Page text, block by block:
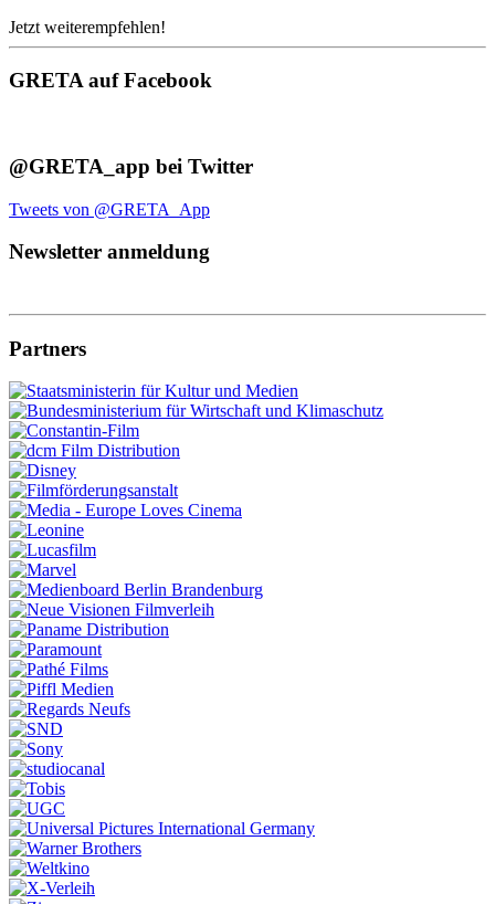
Jetzt weiterempfehlen!
GRETA auf Facebook
@GRETA_app bei Twitter
Tweets von @GRETA_App
Newsletter anmeldung
Partners